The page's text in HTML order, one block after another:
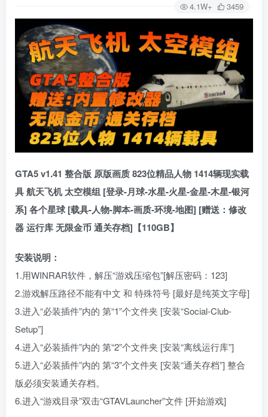
4.1W+ 3459
GTA5 v1.41 整合版 原版画质 823位精品人物 1414辆现实载
具 航天飞机 太空模组 [登录-月球-水星-火星-金星-木星-银河
系] 各个星球 [载具-人物-脚本-画质-环境-地图] [赠送：修改
器 运行库 无限金币 通关存档]【110GB】
安装说明：
1.用WINRAR软件，解压“游戏压缩包”[解压密码：123]
2.游戏解压路径不能有中文 和 特殊符号 [最好是纯英文字母]
3.进入“必装插件”内的 第“1”个文件夹 [安装“Social-Club-
Setup”]
4.进入“必装插件”内的 第“2”个文件夹 [安装“离线运行库”]
5.进入“必装插件”内的 第“3”个文件夹 [安装“通关存档”] 整合
版必须安装通关存档。
6.进入“游戏目录”双击“GTAVLauncher”文件 [开始游戏]